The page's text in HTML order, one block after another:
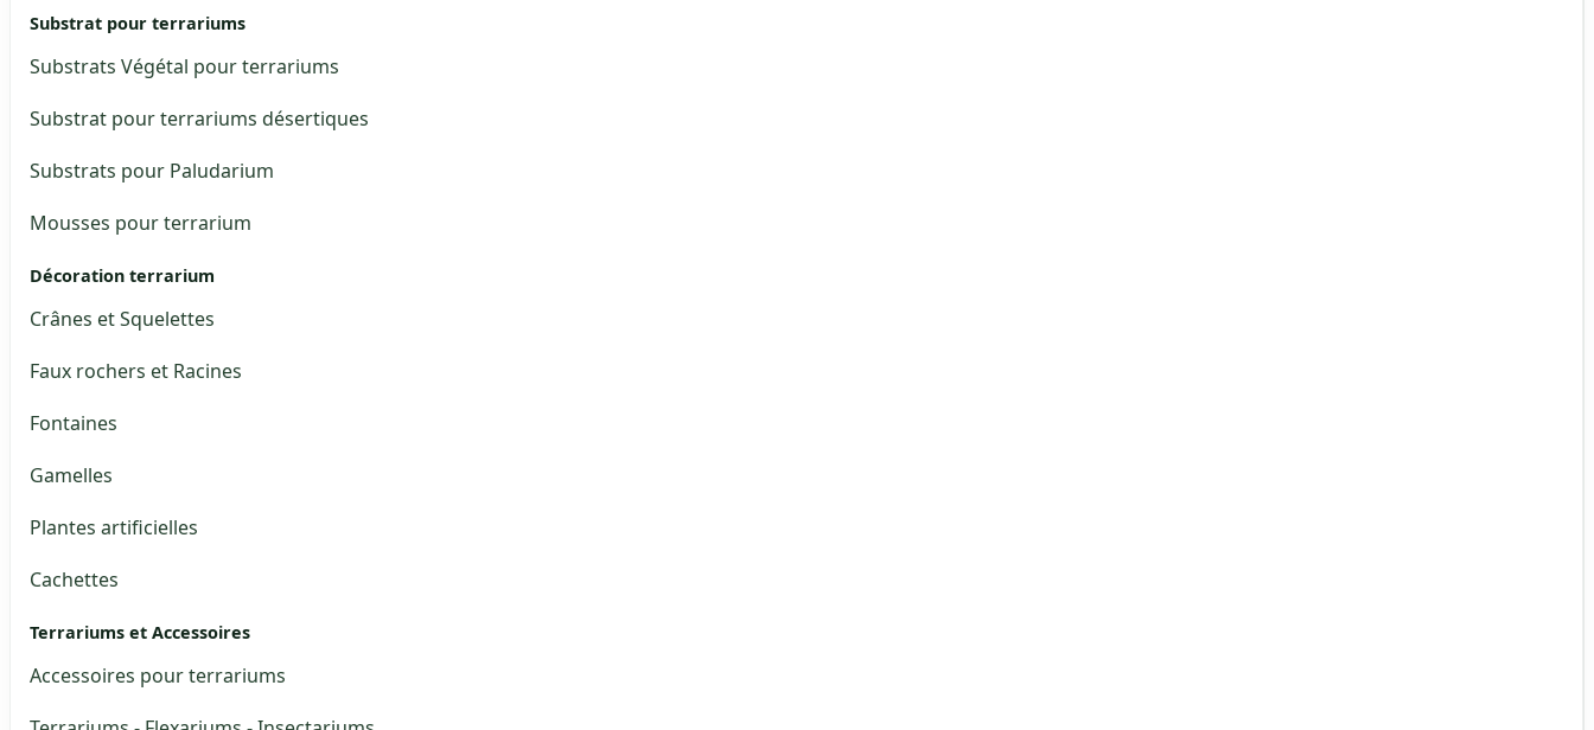
Substrat pour terrariums
Substrats Végétal pour terrariums
Substrat pour terrariums désertiques
Substrats pour Paludarium
Mousses pour terrarium
Décoration terrarium
Crânes et Squelettes
Faux rochers et Racines
Fontaines
Gamelles
Plantes artificielles
Cachettes
Terrariums et Accessoires
Accessoires pour terrariums